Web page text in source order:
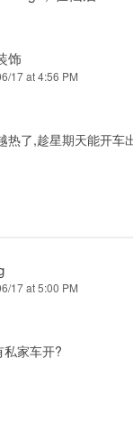
饰
17 at 4:56 PM
热了,趁星期天能开车
17 at 5:00 PM
家车开?